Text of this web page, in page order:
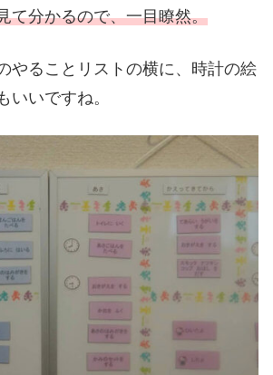
て分かるので、一目瞭然。
やることリストの横に、時計の絵
いいですね。